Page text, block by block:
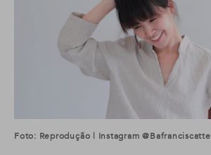
Foto: Reprodução | Instagram @bafranciscatte